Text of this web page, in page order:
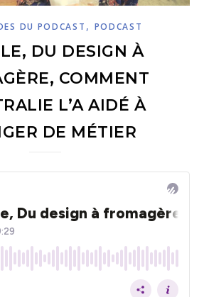
DU PODCAST , PODCAST
DU DESIGN À
COMMENT
L’A AIDÉ À
DE MÉTIER